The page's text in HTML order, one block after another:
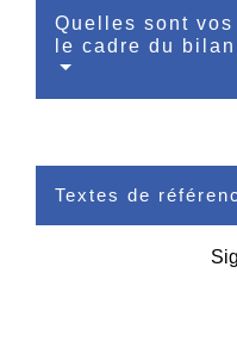
Quelles sont
le cadre du
Textes de